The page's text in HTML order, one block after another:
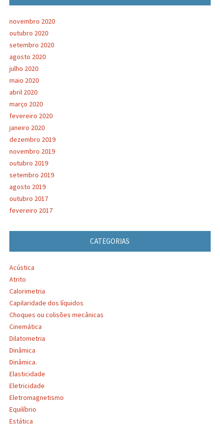
novembro 2020
outubro 2020
setembro 2020
agosto 2020
julho 2020
maio 2020
abril 2020
março 2020
fevereiro 2020
janeiro 2020
dezembro 2019
novembro 2019
outubro 2019
setembro 2019
agosto 2019
outubro 2017
fevereiro 2017
CATEGORIAS
Acústica
Atrito
Calorimetria
Capilaridade dos líquidos
Choques ou colisões mecânicas
Cinemática
Dilatometria
Dinâmica
Dinâmica.
Elasticidade
Eletricidade
Eletromagnetismo
Equilíbrio
Estática